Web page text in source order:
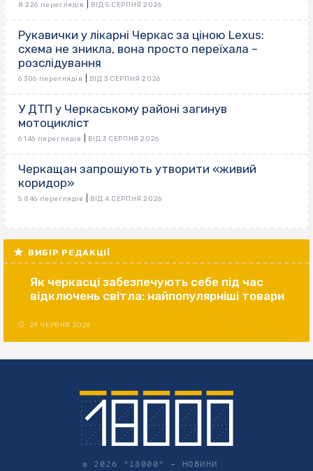
8 226 переглядів ВІД 5 СЕРПНЯ 2026
Рукавички у лікарні Черкас за ціною Lexus:
схема не зникла, вона просто переїхала –
розслідування
6 306 переглядів ВІД 3 СЕРПНЯ 2026
У ДТП у Черкаському районі загинув
мотоцикліст
6 146 переглядів ВІД 3 СЕРПНЯ 2026
Черкащан запрошують утворити «живий
коридор»
5 846 переглядів ВІД 4 СЕРПНЯ 2026
ВИБІР РЕДАКЦІЇ
Як черкасці забезпечують себе під час
відключень світла: найпопулярніші товари
29 ЧЕРВНЯ 2026
© 2026 "18000" – НОВИНИ